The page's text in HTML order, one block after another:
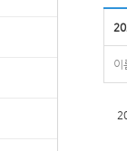
이